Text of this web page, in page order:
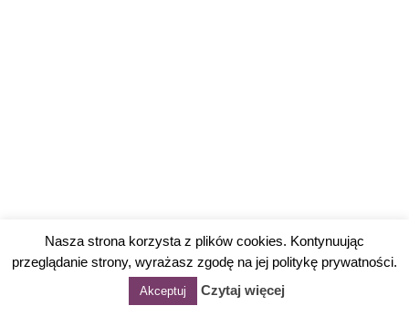
Nasza strona korzysta z plików cookies. Kontynuując
przeglądanie strony, wyrażasz zgodę na jej politykę prywatności.
Akceptuj Czytaj więcej